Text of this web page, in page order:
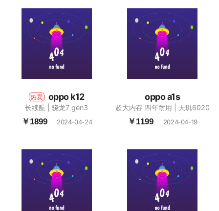
热卖 oppo k12
长续航 | 骁龙7 gen3
￥1899 2024-04-24
oppo a1s
超大内存 四年耐用 | 天玑6020
￥1199 2024-04-19